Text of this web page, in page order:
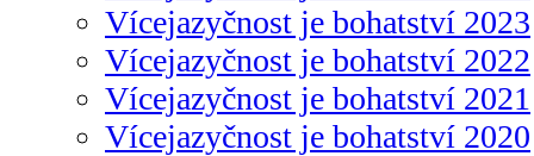
Vícejazyčnost je bohatství 2023
Vícejazyčnost je bohatství 2022
Vícejazyčnost je bohatství 2021
Vícejazyčnost je bohatství 2020